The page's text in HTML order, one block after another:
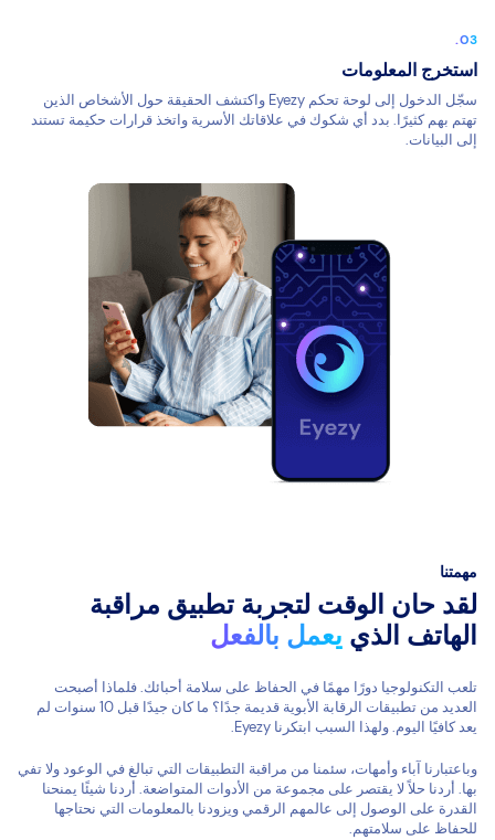
استخرج المعلومات
سجّل الدخول إلى لوحة تحكم Eyezy واكتشف الحقيقة حول الأشخاص الذين
تهتم بهم كثيرًا. بدد أي شكوك في علاقاتك الأسرية واتخذ قرارات حكيمة تستند
إلى البيانات.
مهمتنا
لقد حان الوقت لتجربة تطبيق مراقبة
الهاتف الذي يعمل بالفعل
تلعب التكنولوجيا دورًا مهمًا في الحفاظ على سلامة أحبائك. فلماذا أصبحت
العديد من تطبيقات الرقابة الأبوية قديمة جدًا؟ ما كان جيدًا قبل 10 سنوات لم
يعد كافيًا اليوم. ولهذا السبب ابتكرنا Eyezy.
وباعتبارنا آباء وأمهات، سئمنا من مراقبة التطبيقات التي تبالغ في الوعود ولا تفي
بها. أردنا حلاً لا يقتصر على مجموعة من الأدوات المتواضعة. أردنا شيئًا يمنحنا
القدرة على الوصول إلى عالمهم الرقمي ويزودنا بالمعلومات التي نحتاجها
للحفاظ على سلامتهم.